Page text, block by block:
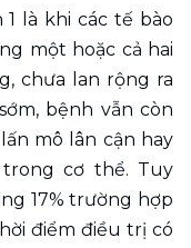
là khi các tế bào
một hoặc cả hai
chưa lan rộng ra
bệnh vẫn còn
mô lân cận hay
cơ thể. Tuy
17% trường hợp
điểm điều trị có